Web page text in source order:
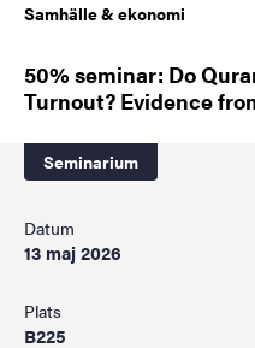
Samhälle & ekonomi
50% seminar: Do
Turnout? Evidence
Seminarium
Datum
13 maj 2026
Plats
B225